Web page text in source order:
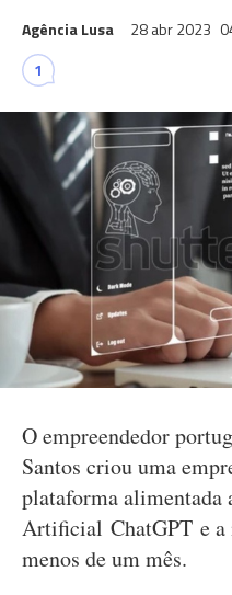
Agência Lusa 28 abr 2023
1
O empreendedor
Santos criou uma
plataforma alimentada
Artificial ChatGPT e
menos de um mês.